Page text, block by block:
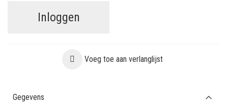
Inloggen
Voeg toe aan verlanglijst
Gegevens